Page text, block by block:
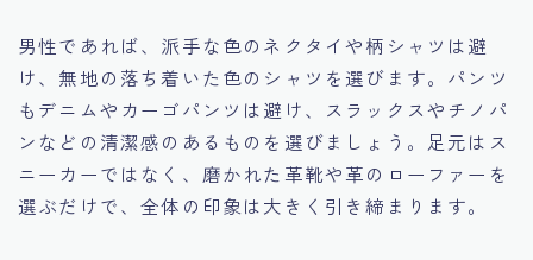
男性であれば、派手な色のネクタイや柄シャツは避
け、無地の落ち着いた色のシャツを選びます。パンツ
もデニムやカーゴパンツは避け、スラックスやチノパ
ンなどの清潔感のあるものを選びましょう。足元はス
ニーカーではなく、磨かれた革靴や革のローファーを
選ぶだけで、全体の印象は大きく引き締まります。